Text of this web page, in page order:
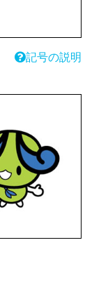
記号の説明